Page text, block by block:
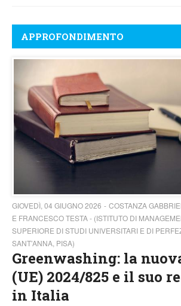
APPROFONDIMENTO
GIOVEDÌ, 04 GIUGNO 2026
COSTANZA
E FRANCESCO TESTA - (ISTITUTO DI
SUPERIORE DI STUDI UNIVERSITARI E DI
SANT’ANNA, PISA)
Greenwashing: la
(UE) 2024/825 e il suo
in Italia